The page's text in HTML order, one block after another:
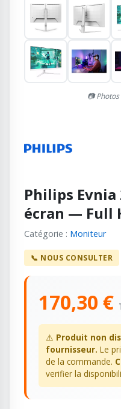
📷
Philips Evnia
écran — Full
Catégorie : Moniteur
📞 NOUS CONSULTER
170,30 €
⚠️ Produit non
fournisseur. Le
de la commande.
verifier la